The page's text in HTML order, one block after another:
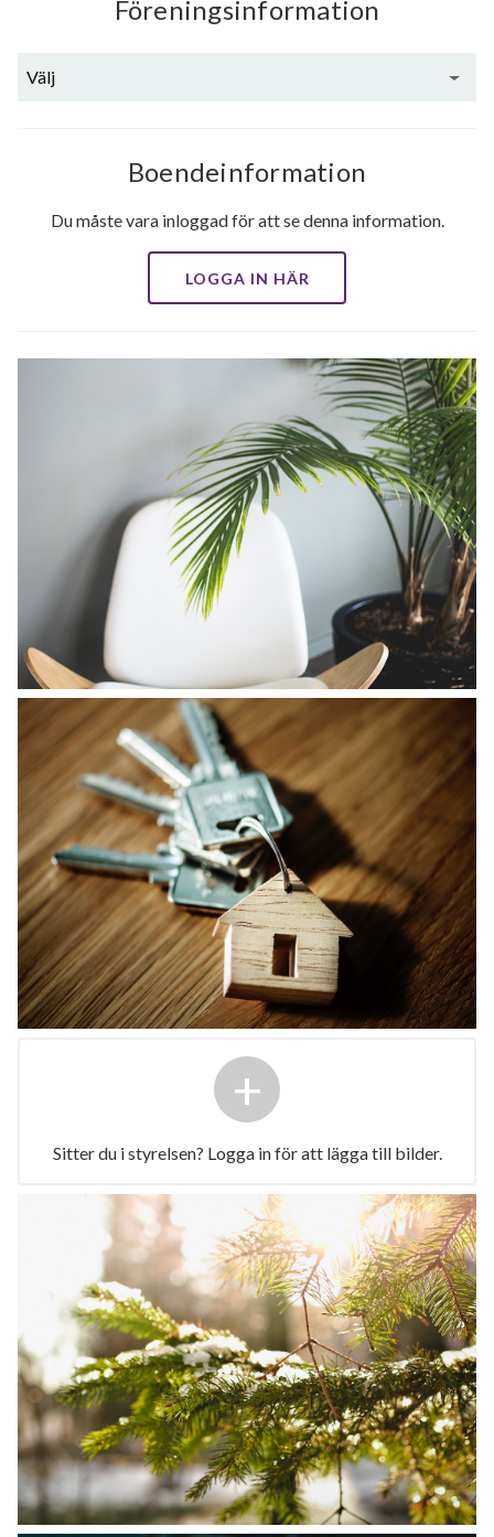
Föreningsinformation
Välj
Boendeinformation
Du måste vara inloggad för att se denna information.
LOGGA IN HÄR
+
Sitter du i styrelsen? Logga in för att lägga till bilder.